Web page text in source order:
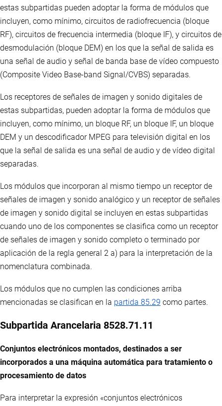
estas subpartidas pueden adoptar la forma de módulos que
incluyen, como mínimo, circuitos de radiofrecuencia (bloque
RF), circuitos de frecuencia intermedia (bloque IF), y circuitos de
desmodulación (bloque DEM) en los que la señal de salida es
una señal de audio y señal de banda base de vídeo compuesto
(Composite Video Base-band Signal/CVBS) separadas.
Los receptores de señales de imagen y sonido digitales de
estas subpartidas, pueden adoptar la forma de módulos que
incluyen, como mínimo, un bloque RF, un bloque IF, un bloque
DEM y un descodificador MPEG para televisión digital en los
que la señal de salida es una señal de audio y de vídeo digital
separadas.
Los módulos que incorporan al mismo tiempo un receptor de
señales de imagen y sonido analógico y un receptor de señales
de imagen y sonido digital se incluyen en estas subpartidas
cuando uno de los componentes se clasifica como un receptor
de señales de imagen y sonido completo o terminado por
aplicación de la regla general 2 a) para la interpretación de la
nomenclatura combinada.
Los módulos que no cumplen las condiciones arriba
mencionadas se clasifican en la partida 85.29 como partes.
Subpartida Arancelaria 8528.71.11
Conjuntos electrónicos montados, destinados a ser
incorporados a una máquina automática para tratamiento o
procesamiento de datos
Para interpretar la expresión «conjuntos electrónicos